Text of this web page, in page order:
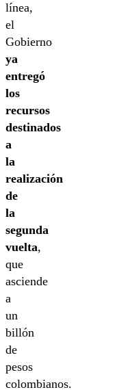
línea,
el
Gobierno
ya
entregó
los
recursos
destinados
a
la
realización
de
la
segunda
vuelta,
que
asciende
a
un
billón
de
pesos
colombianos.